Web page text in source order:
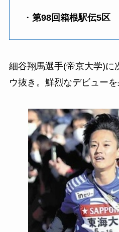
・ 第98回箱根駅伝5区
細谷翔馬選手(帝京大学)に
ウ抜き。鮮烈なデビューを